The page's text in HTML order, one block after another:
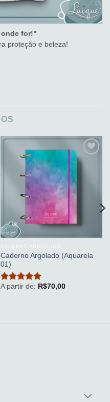
onde for!"
proteção e beleza!
Adicionar
desejos
Caderno Argolado (Aquarela
01)
Avaliação 5
A partir de: R$70,00